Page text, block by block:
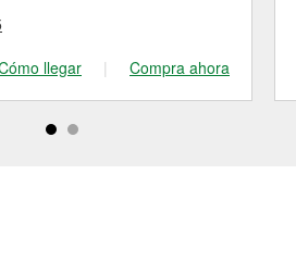
llegar | Compra ahora